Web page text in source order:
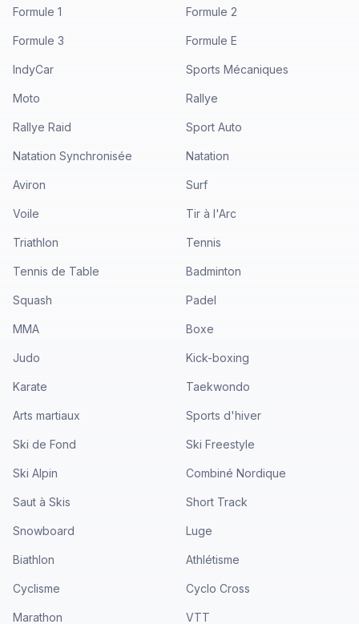
Formule 1 Formule 2
Formule 3 Formule E
IndyCar Sports Mécaniques
Moto Rallye
Rallye Raid Sport Auto
Natation Synchronisée Natation
Aviron Surf
Voile Tir à l'Arc
Triathlon Tennis
Tennis de Table Badminton
Squash Padel
MMA Boxe
Judo Kick-boxing
Karate Taekwondo
Arts martiaux Sports d'hiver
Ski de Fond Ski Freestyle
Ski Alpin Combiné Nordique
Saut à Skis Short Track
Snowboard Luge
Biathlon Athlétisme
Cyclisme Cyclo Cross
Marathon VTT